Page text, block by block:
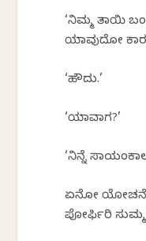
‘ನಿಮ್ಮ ತಾಯಿ
ಯಾವುದೋ
‘ಹೌದು.’
‘ಯಾವಾಗ?’
‘ನಿನ್ನೆ
ಏನೋ ಯೋಚನೆ
ಪೋರ್ಫಿರಿ